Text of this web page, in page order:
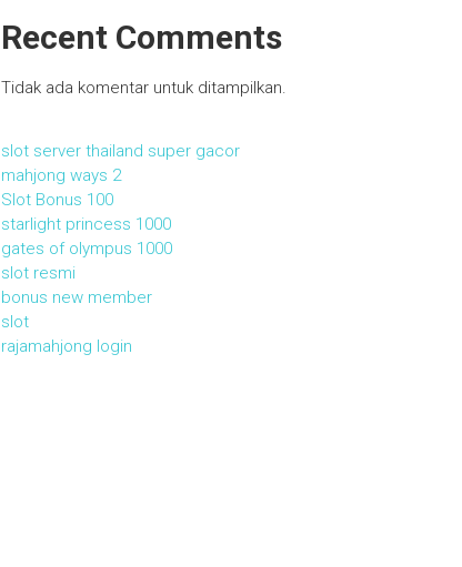
Recent Comments
Tidak ada komentar untuk ditampilkan.
slot server thailand super gacor
mahjong ways 2
Slot Bonus 100
starlight princess 1000
gates of olympus 1000
slot resmi
bonus new member
slot
rajamahjong login